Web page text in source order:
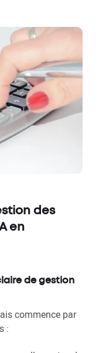
des
en
de gestion
commence par
: